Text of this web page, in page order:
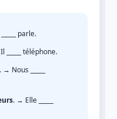
parle.
_____ téléphone.
. → Nous _____
. → Elle _____